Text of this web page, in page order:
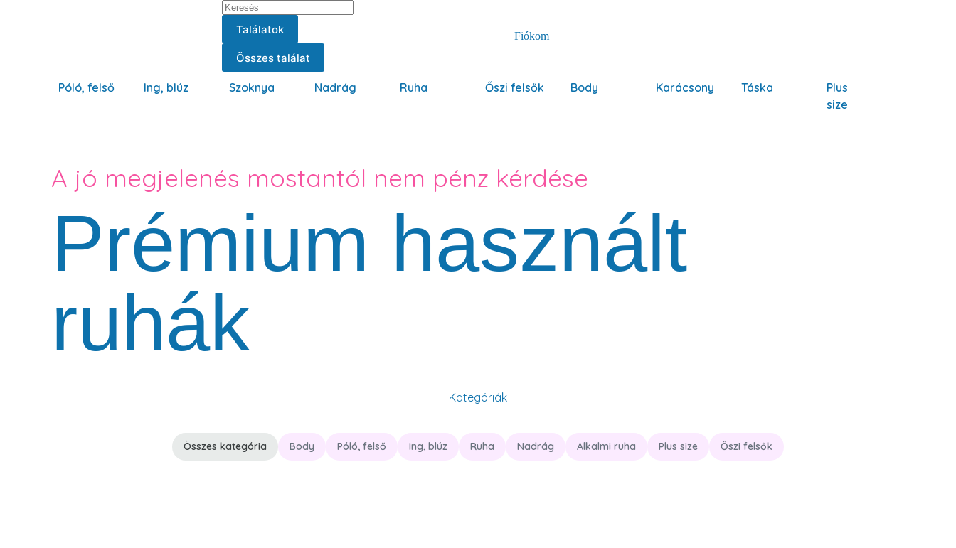
Találatok
Összes találat
Fiókom
Póló, felső Ing, blúz Szoknya Nadrág Ruha Őszi felsők Body Karácsony Táska
Plus
size
A jó megjelenés mostantól nem pénz kérdése
Prémium használt
ruhák
Kategóriák
Body Póló, felső Ing, blúz Ruha Nadrág Alkalmi ruha Plus size Őszi felsők
Összes kategória